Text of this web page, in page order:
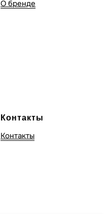
О бренде
Контакты
Контакты